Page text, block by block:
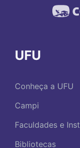
UFU
Conheça a UFU
Campi
Faculdades e
Bibliotecas